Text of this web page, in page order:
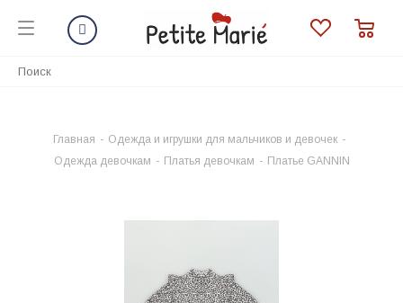
Главная - Одежда и игрушки для мальчиков и девочек -
Одежда девочкам - Платья девочкам - Платье GANNIN